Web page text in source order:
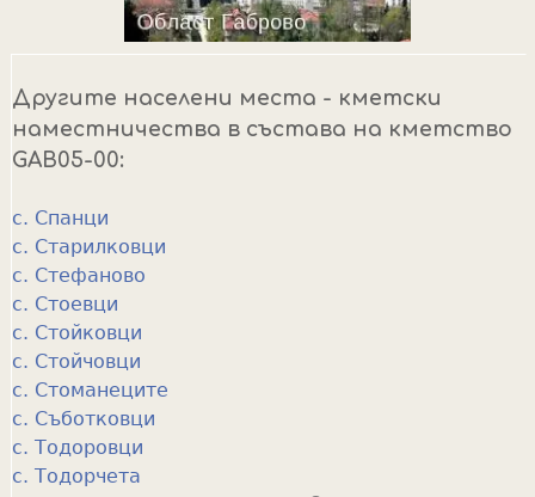
Другите населени места - кметски
наместничества в състава на кметство
GAB05-00:
с. Спанци
с. Старилковци
с. Стефаново
с. Стоевци
с. Стойковци
с. Стойчовци
с. Стоманеците
с. Съботковци
с. Тодоровци
с. Тодорчета